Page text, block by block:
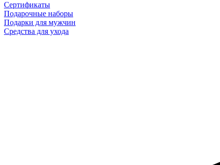
Сертификаты
Подарочные наборы
Подарки для мужчин
Средства для ухода